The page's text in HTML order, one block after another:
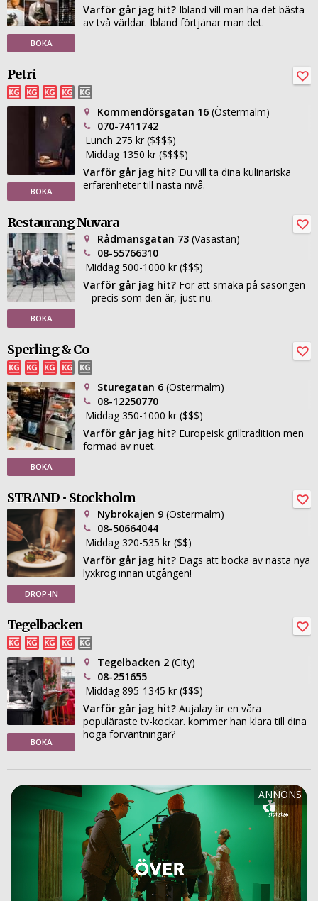
BOKA
Varför går jag hit? Ibland vill man ha det bästa
av två världar. Ibland förtjänar man det.
Petri
BOKA
Kommendörsgatan 16 (Östermalm)
070-7411742
Lunch 275 kr ($$$$)
Middag 1350 kr ($$$$)
Varför går jag hit? Du vill ta dina kulinariska
erfarenheter till nästa nivå.
Restaurang Nuvara
BOKA
Rådmansgatan 73 (Vasastan)
08-55766310
Middag 500-1000 kr ($$$)
Varför går jag hit? För att smaka på säsongen
– precis som den är, just nu.
Sperling & Co
BOKA
Sturegatan 6 (Östermalm)
08-12250770
Middag 350-1000 kr ($$$)
Varför går jag hit? Europeisk grilltradition men
formad av nuet.
STRAND • Stockholm
DROP-IN
Nybrokajen 9 (Östermalm)
08-50664044
Middag 320-535 kr ($$)
Varför går jag hit? Dags att bocka av nästa nya
lyxkrog innan utgången!
Tegelbacken
BOKA
Tegelbacken 2 (City)
08-251655
Middag 895-1345 kr ($$$)
Varför går jag hit? Aujalay är en våra
populäraste tv-kockar. kommer han klara till dina
höga förväntningar?